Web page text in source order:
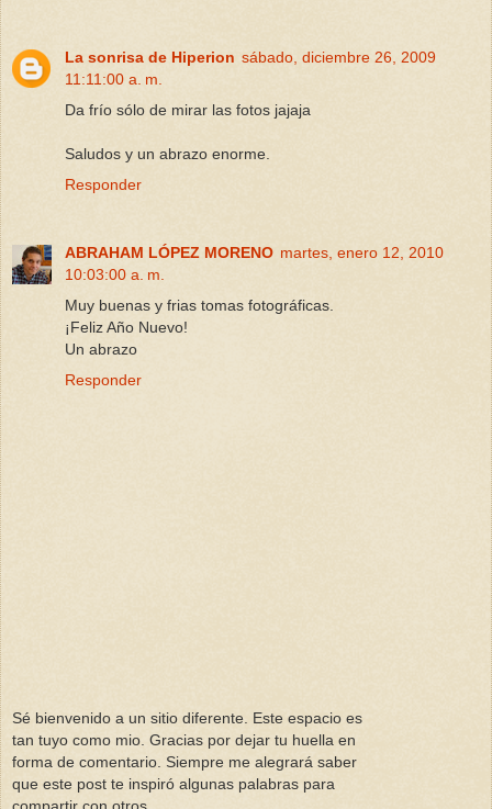
La sonrisa de Hiperion sábado, diciembre 26, 2009
11:11:00 a. m.
Da frío sólo de mirar las fotos jajaja
Saludos y un abrazo enorme.
Responder
ABRAHAM LÓPEZ MORENO martes, enero 12, 2010
10:03:00 a. m.
Muy buenas y frias tomas fotográficas.
¡Feliz Año Nuevo!
Un abrazo
Responder
Sé bienvenido a un sitio diferente. Este espacio es
tan tuyo como mio. Gracias por dejar tu huella en
forma de comentario. Siempre me alegrará saber
que este post te inspiró algunas palabras para
compartir con otros.